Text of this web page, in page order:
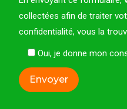
collectées afin de traiter
confidentialité, vous la
Oui, je donne mon